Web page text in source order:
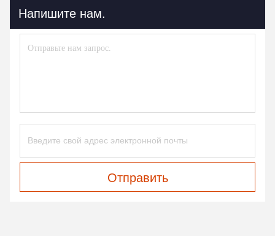
Напишите нам.
Отправить